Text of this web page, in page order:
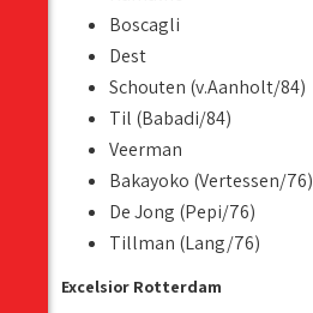
Boscagli
Dest
Schouten (v.Aanholt/84)
Til (Babadi/84)
Veerman
Bakayoko (Vertessen/76)
De Jong (Pepi/76)
Tillman (Lang/76)
Excelsior Rotterdam